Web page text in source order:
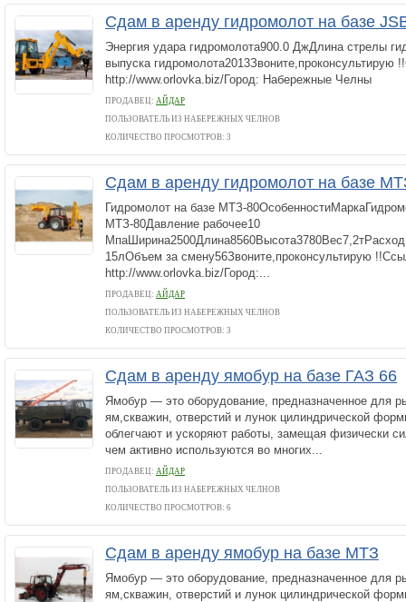
Сдам в аренду гидромолот на базе
Энергия удара гидромолота900.0 ДжДлина стрелы
выпуска гидромолота2013Звоните,проконсультирую
http://www.orlovka.biz/Город: Набережные Челны
ПРОДАВЕЦ: АЙДАР
ПОЛЬЗОВАТЕЛЬ ИЗ НАБЕРЕЖНЫХ ЧЕЛНОВ
КОЛИЧЕСТВО ПРОСМОТРОВ: 3
Сдам в аренду гидромолот на базе
Гидромолот на базе МТЗ-
МТЗ-80Давление рабочее10
15лОбъем за смену56Звоните,проконсультирую
http://www.orlovka.biz/Город:...
ПРОДАВЕЦ: АЙДАР
ПОЛЬЗОВАТЕЛЬ ИЗ НАБЕРЕЖНЫХ ЧЕЛНОВ
КОЛИЧЕСТВО ПРОСМОТРОВ: 3
Сдам в аренду ямобур на базе ГАЗ 66
Ямобур — это оборудование, предназначенное для
ям,скважин, отверстий и лунок цилиндрической
облегчают и ускоряют работы, замещая физически
чем активно используются во многих...
ПРОДАВЕЦ: АЙДАР
ПОЛЬЗОВАТЕЛЬ ИЗ НАБЕРЕЖНЫХ ЧЕЛНОВ
КОЛИЧЕСТВО ПРОСМОТРОВ: 6
Сдам в аренду ямобур на базе МТЗ
Ямобур — это оборудование, предназначенное для
ям,скважин, отверстий и лунок цилиндрической